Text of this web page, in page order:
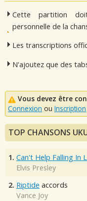
Cette partition
personnelle de la
Les transcriptions
N'ajoutez que des
Vous devez être
Connexion ou Inscription
TOP CHANSONS
1. Can't Help Falling In
Elvis Presley
2. Riptide accords
Vance Joy